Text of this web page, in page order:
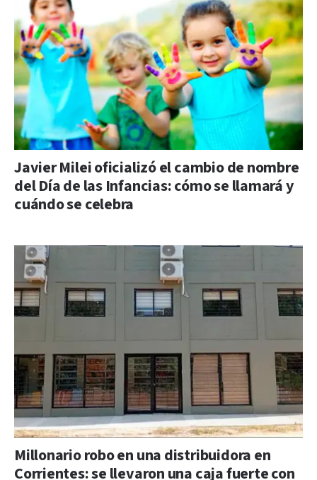
Javier Milei oficializó el cambio de nombre
del Día de las Infancias: cómo se llamará y
cuándo se celebra
Millonario robo en una distribuidora en
Corrientes: se llevaron una caja fuerte con